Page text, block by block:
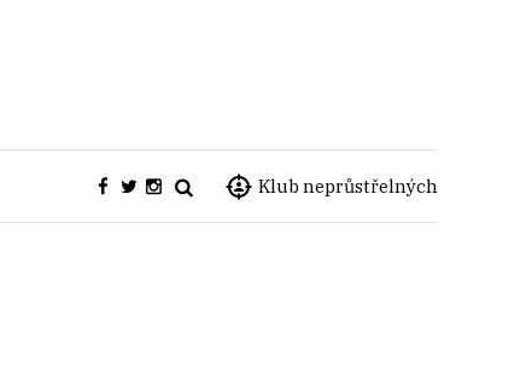
Klub neprůstřelných